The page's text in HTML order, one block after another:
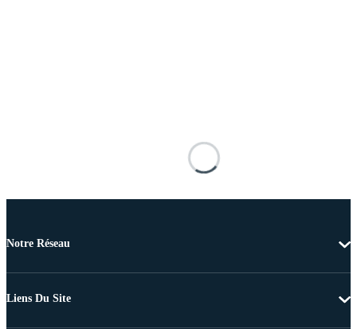
Notre Réseau
Liens Du Site